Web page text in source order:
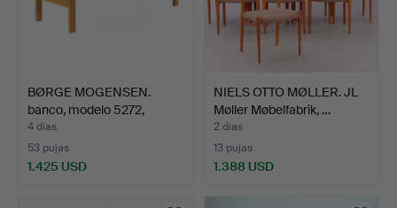
BØRGE MOGENSEN.
banco, modelo 5272,
Freder…
4 días
53 pujas
1.425 USD
NIELS OTTO MØLLER. JL
Møller Møbelfabrik, …
2 días
13 pujas
1.388 USD